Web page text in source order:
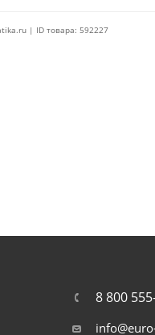
| ID товара: 592227
8 800